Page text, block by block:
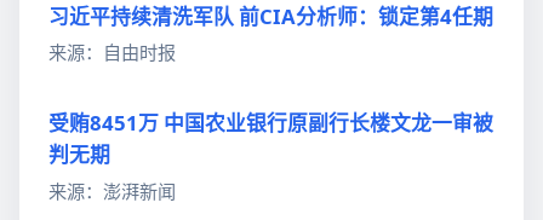
习近平持续清洗军队 前CIA分析师：锁定第4任期
来源：自由时报
受贿8451万 中国农业银行原副行长楼文龙一审被
判无期
来源：澎湃新闻